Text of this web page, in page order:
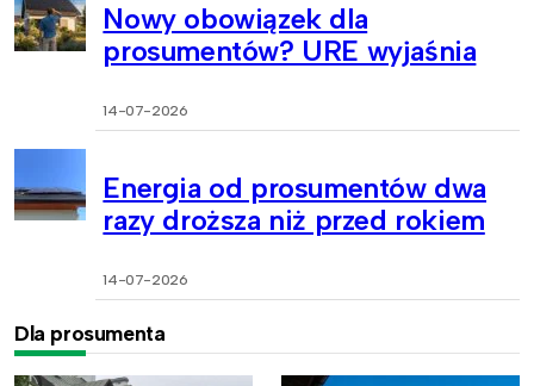
Nowy obowiązek dla
prosumentów? URE wyjaśnia
14-07-2026
Energia od prosumentów dwa
razy droższa niż przed rokiem
14-07-2026
Dla prosumenta